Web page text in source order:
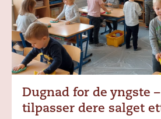
Dugnad for de yngste
tilpasser dere salget